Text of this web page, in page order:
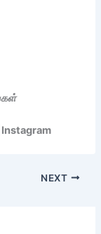
Instagram
NEXT